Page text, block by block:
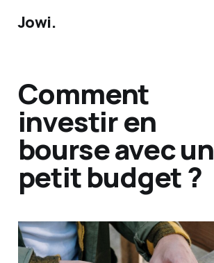
Jowi.
Comment
investir en
bourse avec un
petit budget ?